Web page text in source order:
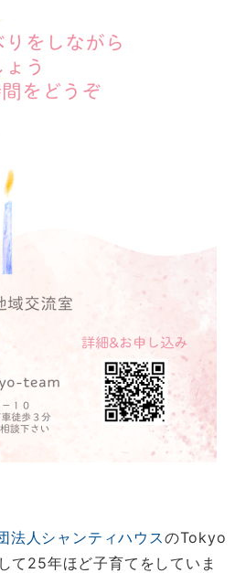
法人シャンティハウスのTokyo
て25年ほど子育てをしていま